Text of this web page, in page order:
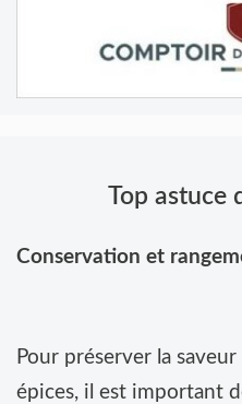
Top astuce
Conservation et
Pour préserver la
épices, il est important